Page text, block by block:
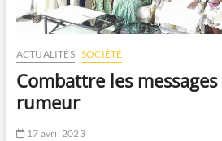
ACTUALITÉS SOCIÉTÉ
Combattre les
rumeur
17 avril 2023